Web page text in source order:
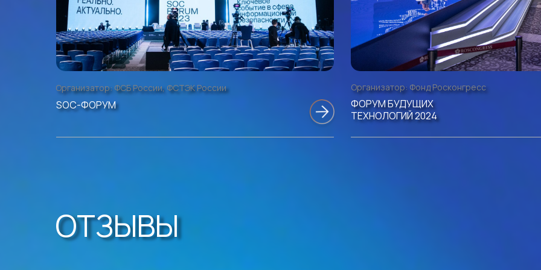
SOC-ФОРУМ
Организатор: ФСБ России, ФСТЭК России
ФОРУМ БУДУЩИХ
ТЕХНОЛОГИЙ 2024
Организатор: Фонд Росконгресс
ОТЗЫВЫ